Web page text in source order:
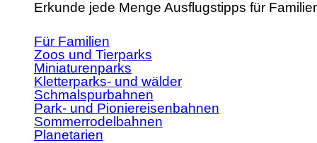
Erkunde jede Menge Ausflugstipps für
Für Familien
Zoos und Tierparks
Miniaturenparks
Kletterparks- und wälder
Schmalspurbahnen
Park- und Pioniereisenbahnen
Sommerrodelbahnen
Planetarien